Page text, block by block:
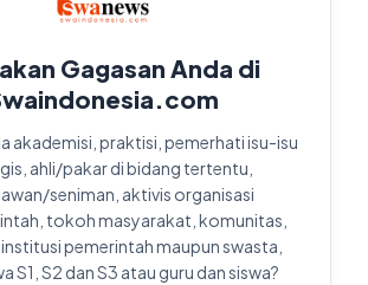
Gagasan Anda di
akademisi, praktisi, pemerhati isu-isu
ahli/pakar di bidang tertentu,
seniman, aktivis organisasi
tokoh masyarakat, komunitas,
pemerintah maupun swasta,
S1, S2 dan S3 atau guru dan siswa?